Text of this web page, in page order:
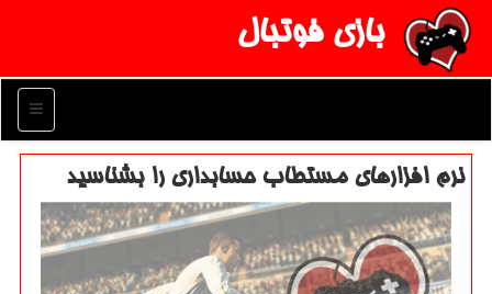
بازی فوتبال
منو
نرم افزارهای مستطاب حسابداری را بشناسید